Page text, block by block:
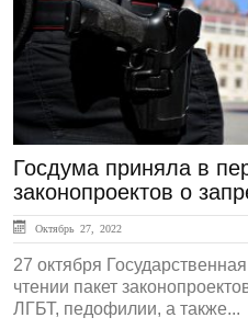
Госдума приняла в
законопроектов о
Октябрь 27, 2022
27 октября
чтении пакет
ЛГБТ, педофилии, а также...